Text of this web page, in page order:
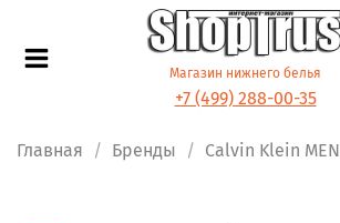
Магазин нижнего белья
+7 (499) 288-00-35
Главная Бренды Calvin Klein MEN